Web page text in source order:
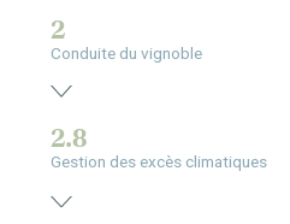
2
Conduite du vignoble
2.8
Gestion des excès climatiques